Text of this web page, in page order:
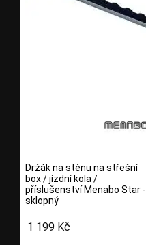
Držák na stěnu na střešní
box / jízdní kola /
příslušenství Menabo Star -
sklopný
1 199 Kč